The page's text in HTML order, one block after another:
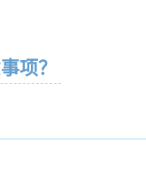
项？